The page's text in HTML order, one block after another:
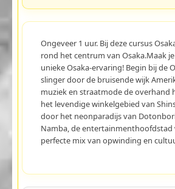
Ongeveer 1 uur. Bij deze cursus
rond het centrum van Osaka.Maak
unieke Osaka-ervaring! Begin bij de
slinger door de bruisende wijk
muziek en straatmode de overhand
het levendige winkelgebied van
door het neonparadijs van
Namba, de entertainmenthoofdstad
perfecte mix van opwinding en